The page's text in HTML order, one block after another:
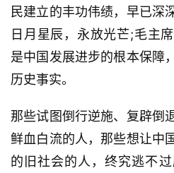
民建立的丰功伟绩，早已深
日月星辰，永放光芒;毛主
是中国发展进步的根本保障
历史事实。
那些试图倒行逆施、复辟倒
鲜血白流的人，那些想让中
的旧社会的人，终究逃不